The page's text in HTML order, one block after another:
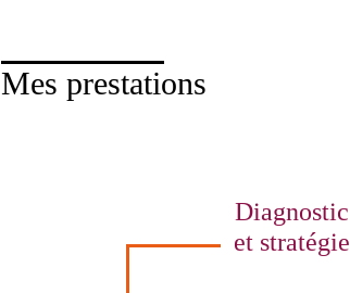
Mes prestations
Diagnostic
et stratégie